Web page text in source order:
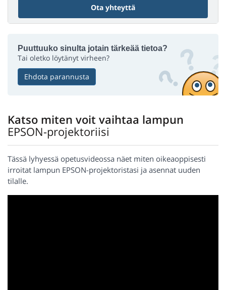
Ota yhteyttä
Puuttuuko sinulta jotain tärkeää tietoa?
Tai oletko löytänyt virheen?
Ehdota parannusta
Katso miten voit vaihtaa lampun
EPSON-projektoriisi
Tässä lyhyessä opetusvideossa näet miten oikeaoppisesti
irroitat lampun EPSON-projektoristasi ja asennat uuden
tilalle.